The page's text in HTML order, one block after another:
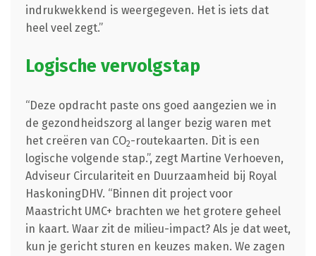
indrukwekkend is weergegeven. Het is iets dat
heel veel zegt.”
Logische vervolgstap
“Deze opdracht paste ons goed aangezien we in
de gezondheidszorg al langer bezig waren met
het creëren van CO2-routekaarten. Dit is een
logische volgende stap.”, zegt Martine Verhoeven,
Adviseur Circulariteit en Duurzaamheid bij Royal
HaskoningDHV. “Binnen dit project voor
Maastricht UMC+ brachten we het grotere geheel
in kaart. Waar zit de milieu-impact? Als je dat weet,
kun je gericht sturen en keuzes maken. We zagen